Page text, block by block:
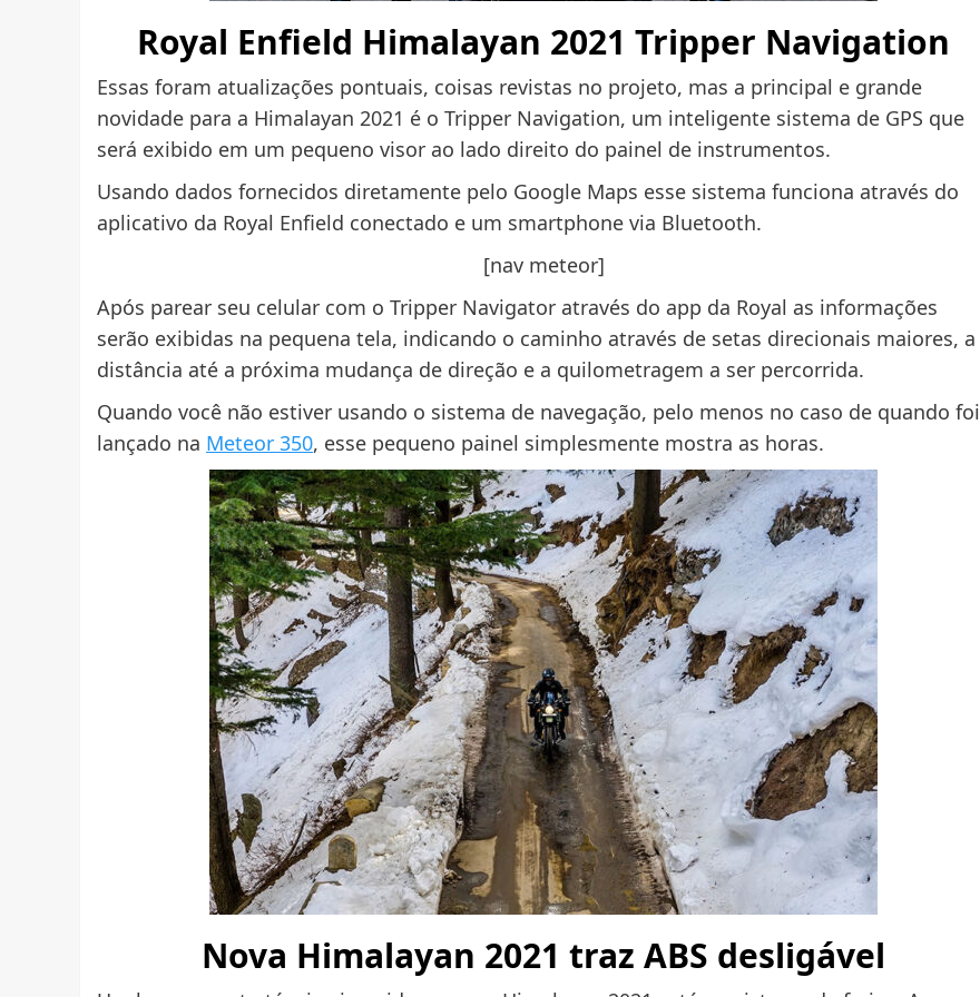
Royal Enfield Himalayan 2021 Tripper Navigation
Essas foram atualizações pontuais, coisas revistas no projeto, mas a principal e grande
novidade para a Himalayan 2021 é o Tripper Navigation, um inteligente sistema de GPS que
será exibido em um pequeno visor ao lado direito do painel de instrumentos.
Usando dados fornecidos diretamente pelo Google Maps esse sistema funciona através do
aplicativo da Royal Enfield conectado e um smartphone via Bluetooth.
[nav meteor]
Após parear seu celular com o Tripper Navigator através do app da Royal as informações
serão exibidas na pequena tela, indicando o caminho através de setas direcionais maiores, a
distância até a próxima mudança de direção e a quilometragem a ser percorrida.
Quando você não estiver usando o sistema de navegação, pelo menos no caso de quando foi
lançado na Meteor 350, esse pequeno painel simplesmente mostra as horas.
Nova Himalayan 2021 traz ABS desligável